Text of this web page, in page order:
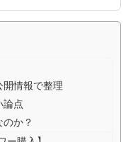
情報で整理
論点
か？